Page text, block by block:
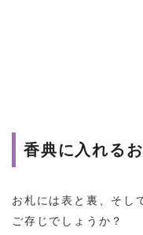
香典に入れる
お札には表と裏、そし
ご存じでしょうか？